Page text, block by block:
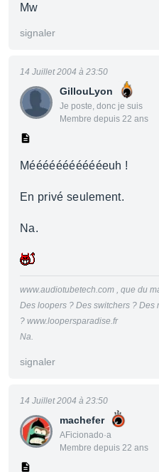
Mw
signaler
GillouLyon
Je poste, donc je suis
Membre depuis 22 ans
14 Juillet 2004 à 23:50
Méééééééééééeuh !
En privé seulement.
Na.
www.audiotubetech.com , que du
Des loopers ? Des switchers ?
? www.loopersparadise.fr
Na.
signaler
machefer
AFicionado·a
Membre depuis 22 ans
14 Juillet 2004 à 23:50